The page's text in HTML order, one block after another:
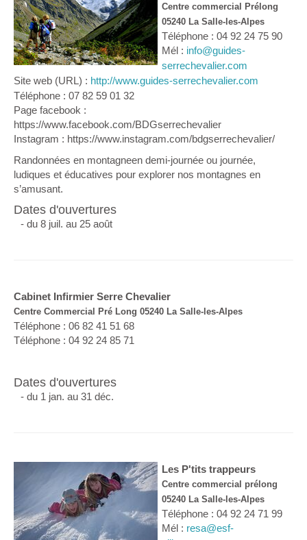
Centre commercial Prélong
05240 La Salle-les-Alpes
Téléphone : 04 92 24 75 90
Mél : info@guides-
serrechevalier.com
Site web (URL) : http://www.guides-serrechevalier.com
Téléphone : 07 82 59 01 32
Page facebook :
https://www.facebook.com/BDGserrechevalier
Instagram : https://www.instagram.com/bdgserrechevalier/
Randonnées en montagneen demi-journée ou journée,
ludiques et éducatives pour explorer nos montagnes en
s’amusant.
Dates d'ouvertures
- du 8 juil. au 25 août
Cabinet Infirmier Serre Chevalier
Centre Commercial Pré Long 05240 La Salle-les-Alpes
Téléphone : 06 82 41 51 68
Téléphone : 04 92 24 85 71
Dates d'ouvertures
- du 1 jan. au 31 déc.
Les P'tits trappeurs
Centre commercial prélong
05240 La Salle-les-Alpes
Téléphone : 04 92 24 71 99
Mél : resa@esf-